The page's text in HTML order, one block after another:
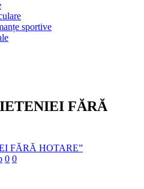
sportive
FĂRĂ
0 0